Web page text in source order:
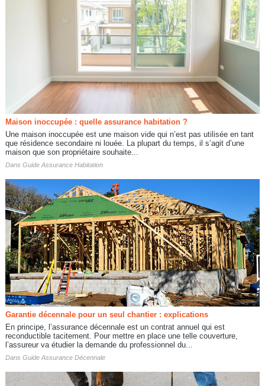
Maison inoccupée : quelle assurance habitation ?
Une maison inoccupée est une maison vide qui n’est pas utilisée en tant
que résidence secondaire ni louée. La plupart du temps, il s’agit d’une
maison que son propriétaire souhaite...
Dans Guide Assurance Habitation
Garantie décennale pour un seul chantier : explications
En principe, l’assurance décennale est un contrat annuel qui est
reconductible tacitement. Pour mettre en place une telle couverture,
l’assureur va étudier la demande du professionnel du...
Dans Guide Assurance Décennale